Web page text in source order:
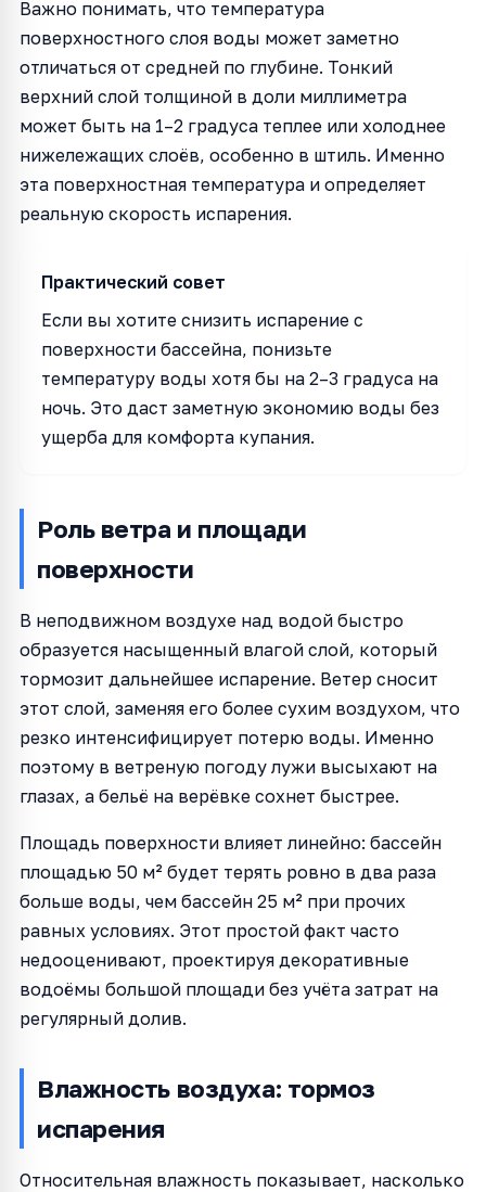
Важно понимать, что температура
поверхностного слоя воды может заметно
отличаться от средней по глубине. Тонкий
верхний слой толщиной в доли миллиметра
может быть на 1–2 градуса теплее или холоднее
нижележащих слоёв, особенно в штиль. Именно
эта поверхностная температура и определяет
реальную скорость испарения.
Практический совет
Если вы хотите снизить испарение с
поверхности бассейна, понизьте
температуру воды хотя бы на 2–3 градуса на
ночь. Это даст заметную экономию воды без
ущерба для комфорта купания.
Роль ветра и площади
поверхности
В неподвижном воздухе над водой быстро
образуется насыщенный влагой слой, который
тормозит дальнейшее испарение. Ветер сносит
этот слой, заменяя его более сухим воздухом, что
резко интенсифицирует потерю воды. Именно
поэтому в ветреную погоду лужи высыхают на
глазах, а бельё на верёвке сохнет быстрее.
Площадь поверхности влияет линейно: бассейн
площадью 50 м² будет терять ровно в два раза
больше воды, чем бассейн 25 м² при прочих
равных условиях. Этот простой факт часто
недооценивают, проектируя декоративные
водоёмы большой площади без учёта затрат на
регулярный долив.
Влажность воздуха: тормоз
испарения
Относительная влажность показывает, насколько